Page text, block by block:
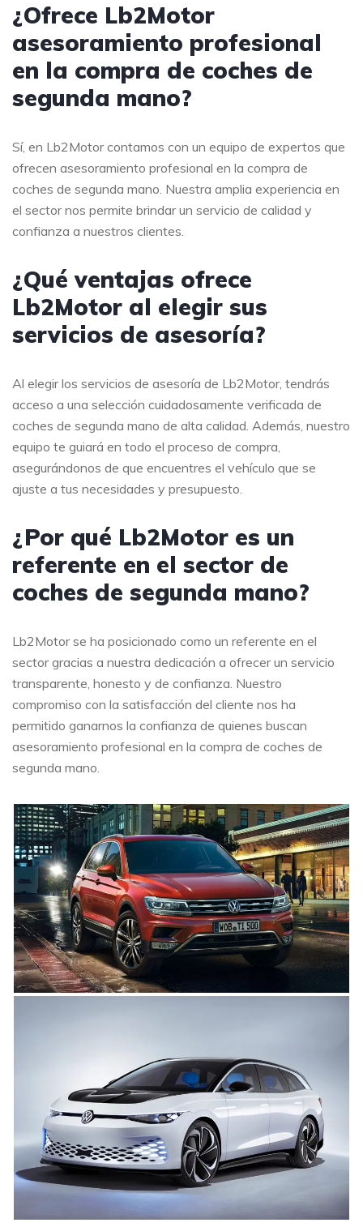
¿Ofrece Lb2Motor
asesoramiento profesional
en la compra de coches de
segunda mano?
Sí, en Lb2Motor contamos con un equipo de expertos que
ofrecen asesoramiento profesional en la compra de
coches de segunda mano. Nuestra amplia experiencia en
el sector nos permite brindar un servicio de calidad y
confianza a nuestros clientes.
¿Qué ventajas ofrece
Lb2Motor al elegir sus
servicios de asesoría?
Al elegir los servicios de asesoría de Lb2Motor, tendrás
acceso a una selección cuidadosamente verificada de
coches de segunda mano de alta calidad. Además, nuestro
equipo te guiará en todo el proceso de compra,
asegurándonos de que encuentres el vehículo que se
ajuste a tus necesidades y presupuesto.
¿Por qué Lb2Motor es un
referente en el sector de
coches de segunda mano?
Lb2Motor se ha posicionado como un referente en el
sector gracias a nuestra dedicación a ofrecer un servicio
transparente, honesto y de confianza. Nuestro
compromiso con la satisfacción del cliente nos ha
permitido ganarnos la confianza de quienes buscan
asesoramiento profesional en la compra de coches de
segunda mano.